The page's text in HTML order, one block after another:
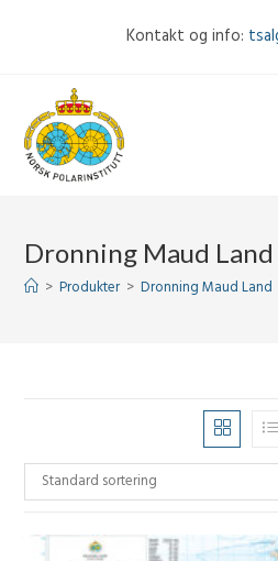
Kontakt og info:
Dronning Maud Land
> Produkter > Dronning Maud Land
Standard sortering